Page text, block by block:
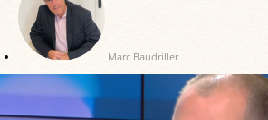
Marc Baudriller